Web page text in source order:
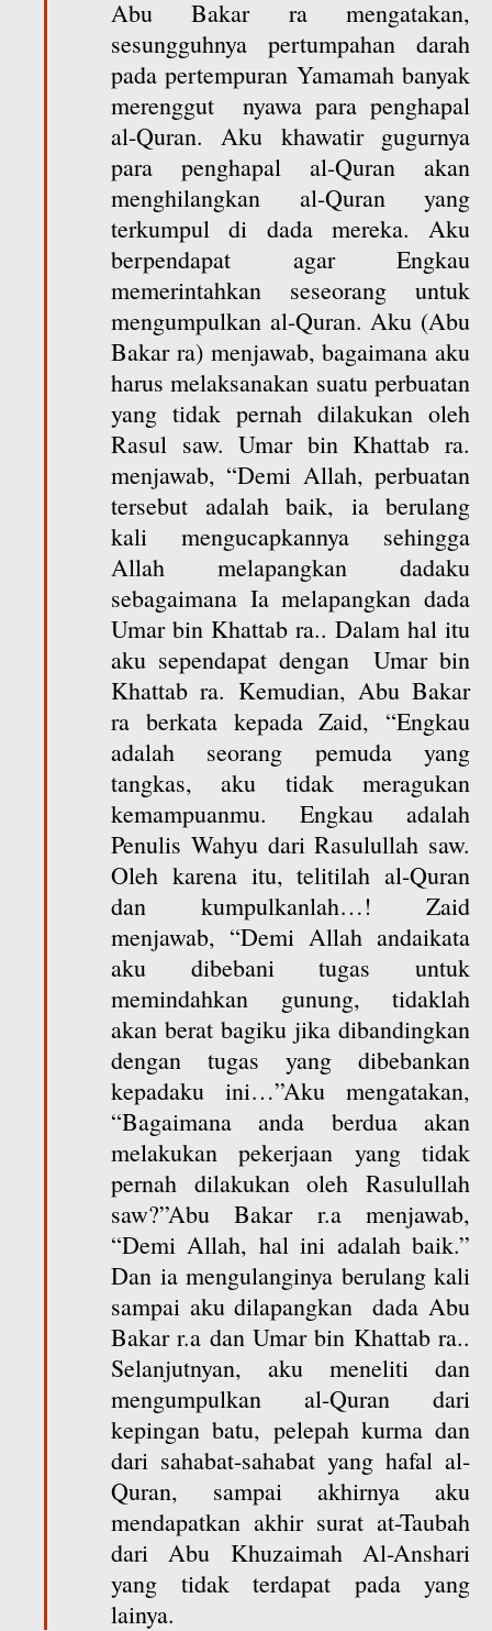
Abu Bakar ra mengatakan,
sesungguhnya pertumpahan darah
pada pertempuran Yamamah banyak
merenggut nyawa para penghapal
al-Quran. Aku khawatir gugurnya
para penghapal al-Quran akan
menghilangkan al-Quran yang
terkumpul di dada mereka. Aku
berpendapat agar Engkau
memerintahkan seseorang untuk
mengumpulkan al-Quran. Aku (Abu
Bakar ra) menjawab, bagaimana aku
harus melaksanakan suatu perbuatan
yang tidak pernah dilakukan oleh
Rasul saw. Umar bin Khattab ra.
menjawab, “Demi Allah, perbuatan
tersebut adalah baik, ia berulang
kali mengucapkannya sehingga
Allah melapangkan dadaku
sebagaimana Ia melapangkan dada
Umar bin Khattab ra.. Dalam hal itu
aku sependapat dengan Umar bin
Khattab ra. Kemudian, Abu Bakar
ra berkata kepada Zaid, “Engkau
adalah seorang pemuda yang
tangkas, aku tidak meragukan
kemampuanmu. Engkau adalah
Penulis Wahyu dari Rasulullah saw.
Oleh karena itu, telitilah al-Quran
dan kumpulkanlah…! Zaid
menjawab, “Demi Allah andaikata
aku dibebani tugas untuk
memindahkan gunung, tidaklah
akan berat bagiku jika dibandingkan
dengan tugas yang dibebankan
kepadaku ini…”Aku mengatakan,
“Bagaimana anda berdua akan
melakukan pekerjaan yang tidak
pernah dilakukan oleh Rasulullah
saw?”Abu Bakar r.a menjawab,
“Demi Allah, hal ini adalah baik.”
Dan ia mengulanginya berulang kali
sampai aku dilapangkan dada Abu
Bakar r.a dan Umar bin Khattab ra..
Selanjutnyan, aku meneliti dan
mengumpulkan al-Quran dari
kepingan batu, pelepah kurma dan
dari sahabat-sahabat yang hafal al-
Quran, sampai akhirnya aku
mendapatkan akhir surat at-Taubah
dari Abu Khuzaimah Al-Anshari
yang tidak terdapat pada yang
lainya.